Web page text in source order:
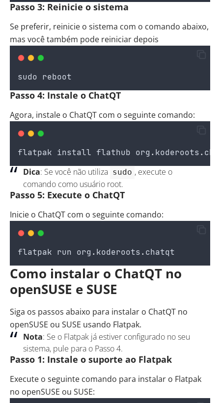
Passo 3: Reinicie o sistema
Se preferir, reinicie o sistema com o comando abaixo,
mas você também pode reiniciar depois
sudo reboot
Passo 4: Instale o ChatQT
Agora, instale o ChatQT com o seguinte comando:
flatpak install flathub org . koderoots.
Dica: Se você não utiliza sudo , execute o
comando como usuário root.
Passo 5: Execute o ChatQT
Inicie o ChatQT com o seguinte comando:
flatpak run org . koderoots. chatqt
Como instalar o ChatQT no
openSUSE e SUSE
Siga os passos abaixo para instalar o ChatQT no
openSUSE ou SUSE usando Flatpak.
Nota: Se o Flatpak já estiver configurado no seu
sistema, pule para o Passo 4.
Passo 1: Instale o suporte ao Flatpak
Execute o seguinte comando para instalar o Flatpak
no openSUSE ou SUSE: